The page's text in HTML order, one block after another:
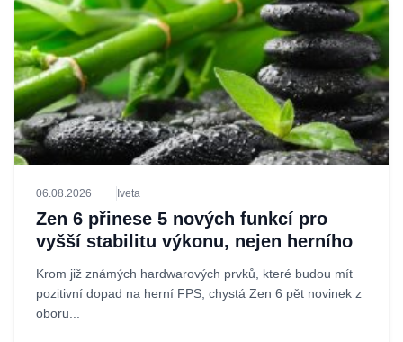
06.08.2026 Iveta
Zen 6 přinese 5 nových funkcí pro
vyšší stabilitu výkonu, nejen herního
Krom již známých hardwarových prvků, které budou mít
pozitivní dopad na herní FPS, chystá Zen 6 pět novinek z
oboru...